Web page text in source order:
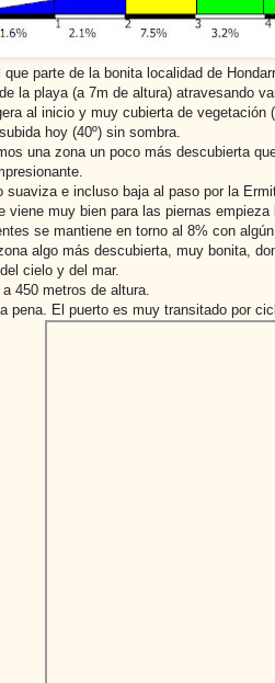
parte de la bonita localidad de
la playa (a 7m de altura) atravesando
al inicio y muy cubierta de
hoy (40º) sin sombra.
una zona un poco más descubierta
suaviza e incluso baja al paso por la
viene muy bien para las piernas
se mantiene en torno al 8% con
algo más descubierta, muy bonita,
cielo y del mar.
450 metros de altura.
pena. El puerto es muy transitado por